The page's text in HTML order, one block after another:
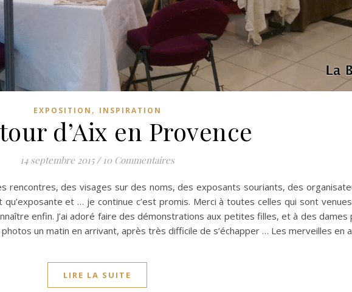
EXPOSITION , INSPIRATION
d’Aix en Provence
14 septembre 2015 / 10 Commentaires
des visages sur des noms, des exposants souriants, des
et … je continue c’est promis. Merci à toutes celles qui sont
enfin. J’ai adoré faire des démonstrations aux petites filles, et à des
un matin en arrivant, après très difficile de s’échapper … Les merveilles en
LIRE LA SUITE